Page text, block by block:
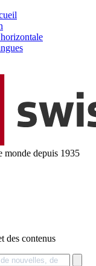
monde depuis 1935
des contenus